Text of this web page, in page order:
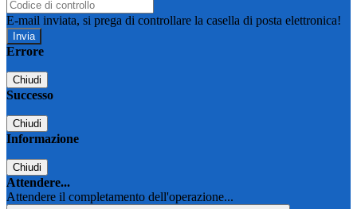
E-mail inviata, si prega di controllare la casella di posta elettronica!
Errore
Chiudi
Successo
Chiudi
Informazione
Chiudi
Attendere...
Attendere il completamento dell'operazione...